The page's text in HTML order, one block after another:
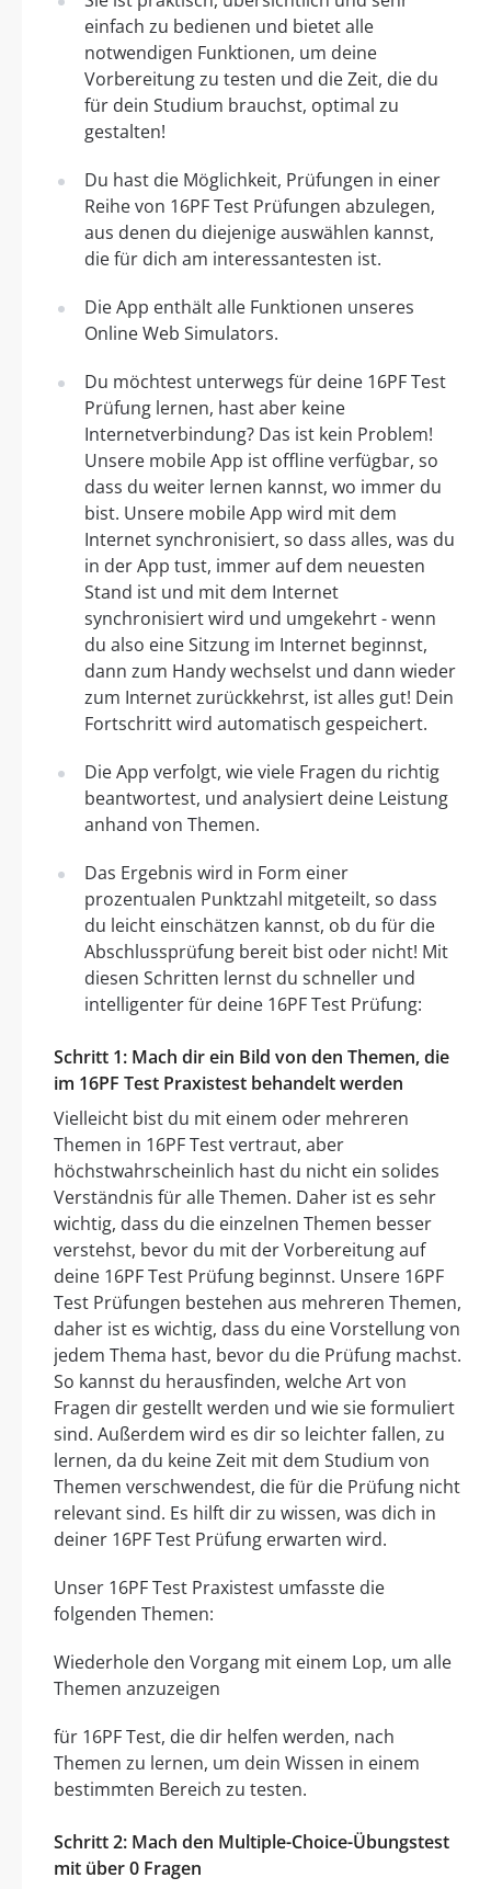
einfach zu bedienen und bietet alle
notwendigen Funktionen, um deine
Vorbereitung zu testen und die Zeit, die du
für dein Studium brauchst, optimal zu
gestalten!
Du hast die Möglichkeit, Prüfungen in einer
Reihe von 16PF Test Prüfungen abzulegen,
aus denen du diejenige auswählen kannst,
die für dich am interessantesten ist.
Die App enthält alle Funktionen unseres
Online Web Simulators.
Du möchtest unterwegs für deine 16PF Test
Prüfung lernen, hast aber keine
Internetverbindung? Das ist kein Problem!
Unsere mobile App ist offline verfügbar, so
dass du weiter lernen kannst, wo immer du
bist. Unsere mobile App wird mit dem
Internet synchronisiert, so dass alles, was du
in der App tust, immer auf dem neuesten
Stand ist und mit dem Internet
synchronisiert wird und umgekehrt - wenn
du also eine Sitzung im Internet beginnst,
dann zum Handy wechselst und dann wieder
zum Internet zurückkehrst, ist alles gut! Dein
Fortschritt wird automatisch gespeichert.
Die App verfolgt, wie viele Fragen du richtig
beantwortest, und analysiert deine Leistung
anhand von Themen.
Das Ergebnis wird in Form einer
prozentualen Punktzahl mitgeteilt, so dass
du leicht einschätzen kannst, ob du für die
Abschlussprüfung bereit bist oder nicht! Mit
diesen Schritten lernst du schneller und
intelligenter für deine 16PF Test Prüfung:
Schritt 1: Mach dir ein Bild von den Themen, die
im 16PF Test Praxistest behandelt werden
Vielleicht bist du mit einem oder mehreren
Themen in 16PF Test vertraut, aber
höchstwahrscheinlich hast du nicht ein solides
Verständnis für alle Themen. Daher ist es sehr
wichtig, dass du die einzelnen Themen besser
verstehst, bevor du mit der Vorbereitung auf
deine 16PF Test Prüfung beginnst. Unsere 16PF
Test Prüfungen bestehen aus mehreren Themen,
daher ist es wichtig, dass du eine Vorstellung von
jedem Thema hast, bevor du die Prüfung machst.
So kannst du herausfinden, welche Art von
Fragen dir gestellt werden und wie sie formuliert
sind. Außerdem wird es dir so leichter fallen, zu
lernen, da du keine Zeit mit dem Studium von
Themen verschwendest, die für die Prüfung nicht
relevant sind. Es hilft dir zu wissen, was dich in
deiner 16PF Test Prüfung erwarten wird.
Unser 16PF Test Praxistest umfasste die
folgenden Themen:
Wiederhole den Vorgang mit einem Lop, um alle
Themen anzuzeigen
für 16PF Test, die dir helfen werden, nach
Themen zu lernen, um dein Wissen in einem
bestimmten Bereich zu testen.
Schritt 2: Mach den Multiple-Choice-Übungstest
mit über 0 Fragen